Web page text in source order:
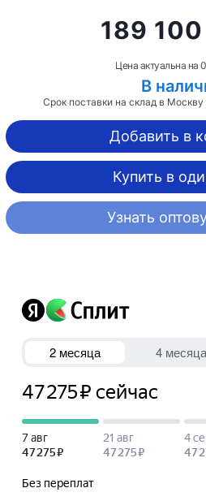
189
Цена актуальна на
В
Срок поставки на склад в
Добавить в
Купить в
Узнать